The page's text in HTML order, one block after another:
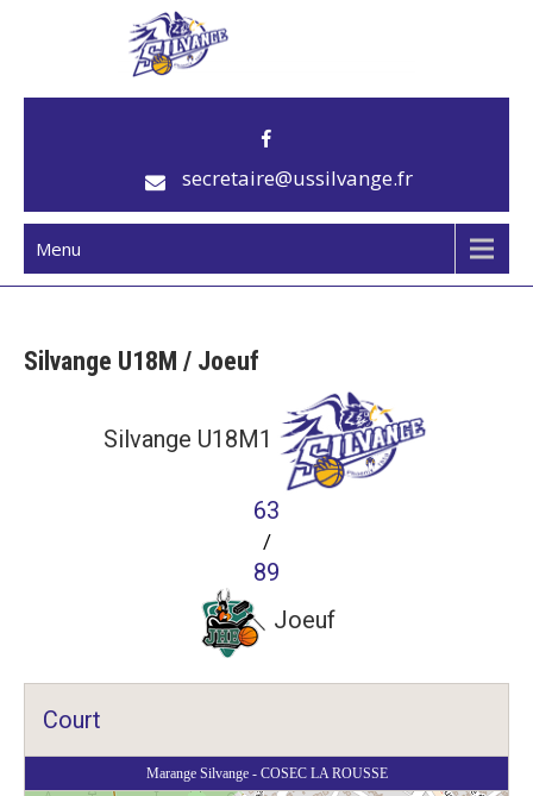
US Silvange
Club de basket
secretaire@ussilvange.fr
Menu
Silvange U18M / Joeuf
Silvange U18M1
63
/
89
Joeuf
Court
Marange Silvange - COSEC LA ROUSSE